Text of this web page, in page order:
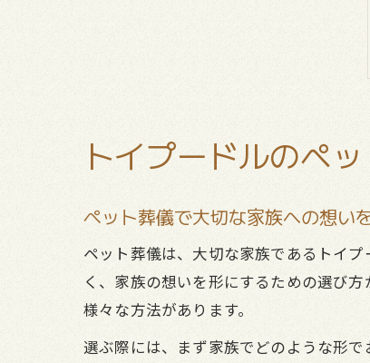
トイプードルのペ
ペット葬儀で大切な家族への想い
ペット葬儀は、大切な家族であるトイ
く、家族の想いを形にするための選び
様々な方法があります。
選ぶ際には、まず家族でどのような形